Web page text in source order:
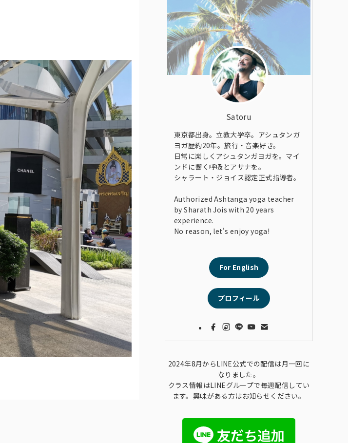
Satoru
東京都出身。立教大学卒。アシュタンガ
ヨガ歴約20年。旅行・音楽好き。
日常に楽しくアシュタンガヨガを。マイ
ンドに響く呼吸とアサナを。
シャラート・ジョイス認定正式指導者。
Authorized Ashtanga yoga teacher
by Sharath Jois with 20 years
experience.
No reason, let's enjoy yoga!
For English
プロフィール
2024年8月からLINE公式での配信は月一回に
なりました。
クラス情報はLINEグループで毎週配信してい
ます。興味がある方はお知らせください。